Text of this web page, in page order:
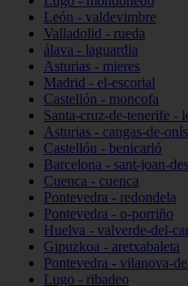
León - valdevimbre
Valladolid - rueda
álava - laguardia
Asturias - mieres
Madrid - el-escorial
Castellón - moncofa
Santa-cruz-de-tenerife -
Asturias - cangas-de-onís
Castellón - benicarló
Barcelona - sant-joan-
Cuenca - cuenca
Pontevedra - redondela
Pontevedra - o-porriño
Huelva - valverde-del-
Gipuzkoa - aretxabaleta
Pontevedra - vilanova-
Lugo - ribadeo